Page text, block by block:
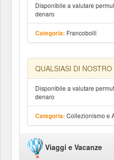
Disponibile a valutare
denaro
Categoria: Francobolli
QUALSIASI DI
Disponibile a valutare
denaro
Categoria: Collezionismo e
Viaggi e Vacanze